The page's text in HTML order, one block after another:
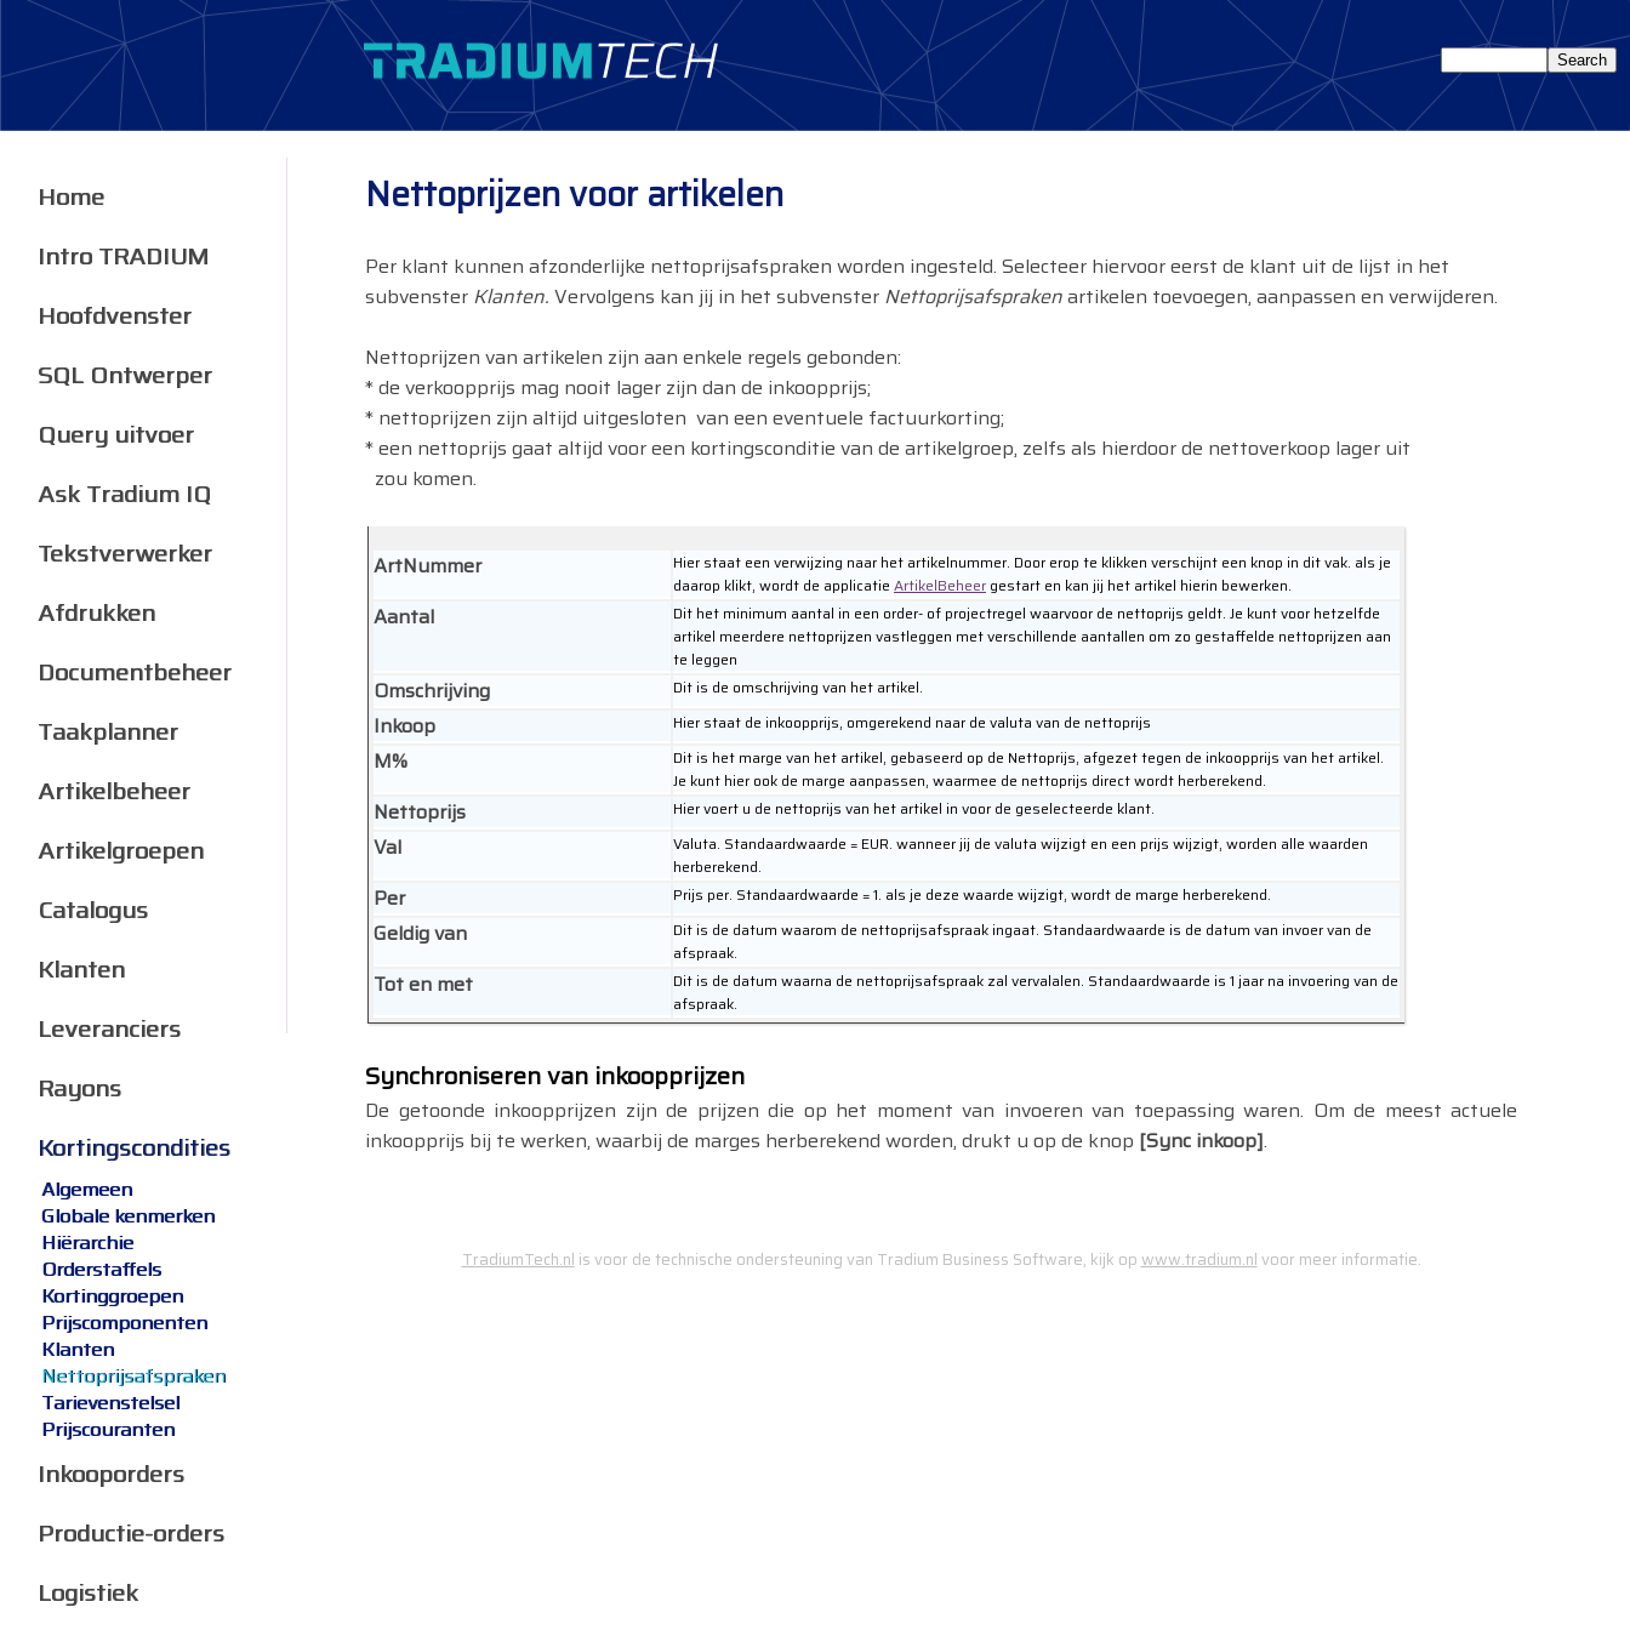
Nettoprijzen voor artikelen
Per klant kunnen afzonderlijke nettoprijsafspraken worden ingesteld. Selecteer hiervoor eerst de klant uit de lijst in het
subvenster Klanten. Vervolgens kan jij in het subvenster Nettoprijsafsprakenartikelen toevoegen, aanpassen en verwijderen.
Nettoprijzen van artikelen zijn aan enkele regels gebonden:
* de verkoopprijs mag nooit lager zijn dan de inkoopprijs;
* nettoprijzen zijn altijd uitgesloten van een eventuele factuurkorting;
* een nettoprijs gaat altijd voor een kortingsconditie van de artikelgroep, zelfs als hierdoor de nettoverkoop lager uit
zou komen.
ArtNummer
Hier staat een verwijzing naar het artikelnummer. Door erop te klikken verschijnt een knop in dit vak. als je
daarop klikt, wordt de applicatie ArtikelBeheer gestart en kan jij het artikel hierin bewerken.
Aantal
Dit het minimum aantal in een order- of projectregel waarvoor de nettoprijs geldt. Je kunt voor hetzelfde
artikel meerdere nettoprijzen vastleggen met verschillende aantallen om zo gestaffelde nettoprijzen aan
te leggen
Omschrijving Dit is de omschrijving van het artikel.
Inkoop Hier staat de inkoopprijs, omgerekend naar de valuta van de nettoprijs
M%
Dit is het marge van het artikel, gebaseerd op de Nettoprijs, afgezet tegen de inkoopprijs van het artikel.
Je kunt hier ook de marge aanpassen, waarmee de nettoprijs direct wordt herberekend.
Nettoprijs Hier voert u de nettoprijs van het artikel in voor de geselecteerde klant.
Val
Valuta. Standaardwaarde = EUR. wanneer jij de valuta wijzigt en een prijs wijzigt, worden alle waarden
herberekend.
Per Prijs per. Standaardwaarde = 1. als je deze waarde wijzigt, wordt de marge herberekend.
Geldig van
Dit is de datum waarom de nettoprijsafspraak ingaat. Standaardwaarde is de datum van invoer van de
afspraak.
Tot en met
Dit is de datum waarna de nettoprijsafspraak zal vervalalen. Standaardwaarde is 1 jaar na invoering van de
afspraak.
Synchroniseren van inkoopprijzen
De getoonde inkoopprijzen zijn de prijzen die op het moment van invoeren van toepassing waren. Om de meest actuele
inkoopprijs bij te werken, waarbij de marges herberekend worden, drukt u op de knop [Sync inkoop].
TradiumTech.nl is voor de technische ondersteuning van Tradium Business Software, kijk opwww.tradium.nlvoor meer informatie.
Home
Intro TRADIUM
Hoofdvenster
SQL Ontwerper
Query uitvoer
Ask Tradium IQ
Tekstverwerker
Afdrukken
Documentbeheer
Taakplanner
Artikelbeheer
Artikelgroepen
Catalogus
Klanten
Leveranciers
Rayons
Kortingscondities
Algemeen
Globale kenmerken
Hiërarchie
Orderstaffels
Kortinggroepen
Prijscomponenten
Klanten
Nettoprijsafspraken
Tarievenstelsel
Prijscouranten
Inkooporders
Productie-orders
Logistiek